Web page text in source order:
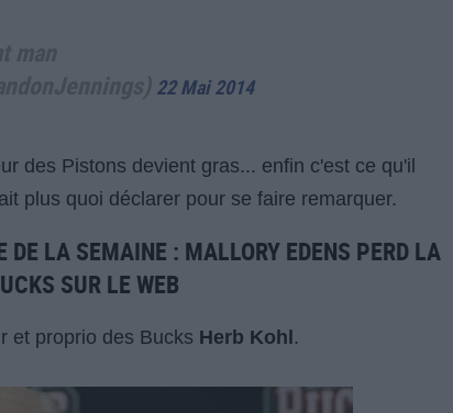
22 Mai 2014
des Pistons devient gras... enfin c'est ce qu'il
plus quoi déclarer pour se faire remarquer.
DE LA SEMAINE : MALLORY EDENS PERD LA
SUR LE WEB
et proprio des Bucks Herb Kohl.